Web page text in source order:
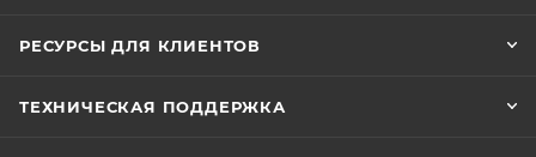
РЕСУРСЫ ДЛЯ КЛИЕНТОВ
ТЕХНИЧЕСКАЯ ПОДДЕРЖКА